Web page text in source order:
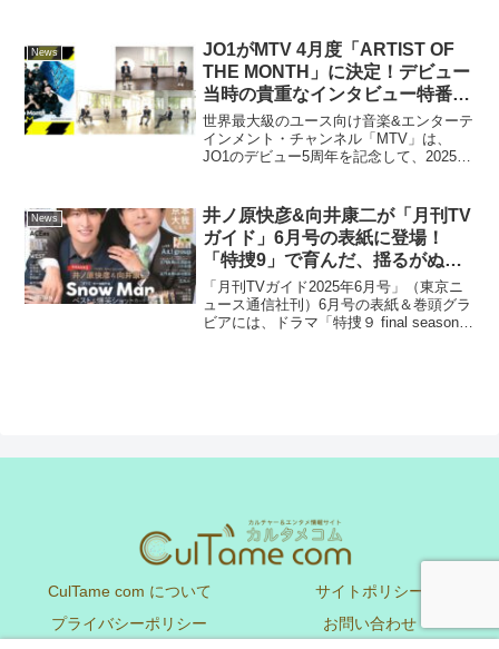
のコラボレーションによ...
News
JO1がMTV 4月度「ARTIST OF
THE MONTH」に決定！デビュー
当時の貴重なインタビュー特番
「MTV Select 11: JO1」を5年ぶ
りに蔵出し放送！！
世界最大級のユース向け音楽&エンターテ
インメント・チャンネル「MTV」は、
JO1のデビュー5周年を記念して、2025年
タビュー特番「MTV Select...
News
井ノ原快彦&向井康二が「月刊TV
ガイド」6月号の表紙に登場！
「特捜9」で育んだ、揺るがぬ絆
を感じさせる密着ショットに！
「月刊TVガイド2025年6月号」4
月24日（木）発売
「月刊TVガイド2025年6月号」（東京ニ
ュース通信社刊）6月号の表紙＆巻頭グラ
ビアには、ドラマ「特捜９ final season」
CulTame com について
サイトポリシー
プライバシーポリシー
お問い合わせ